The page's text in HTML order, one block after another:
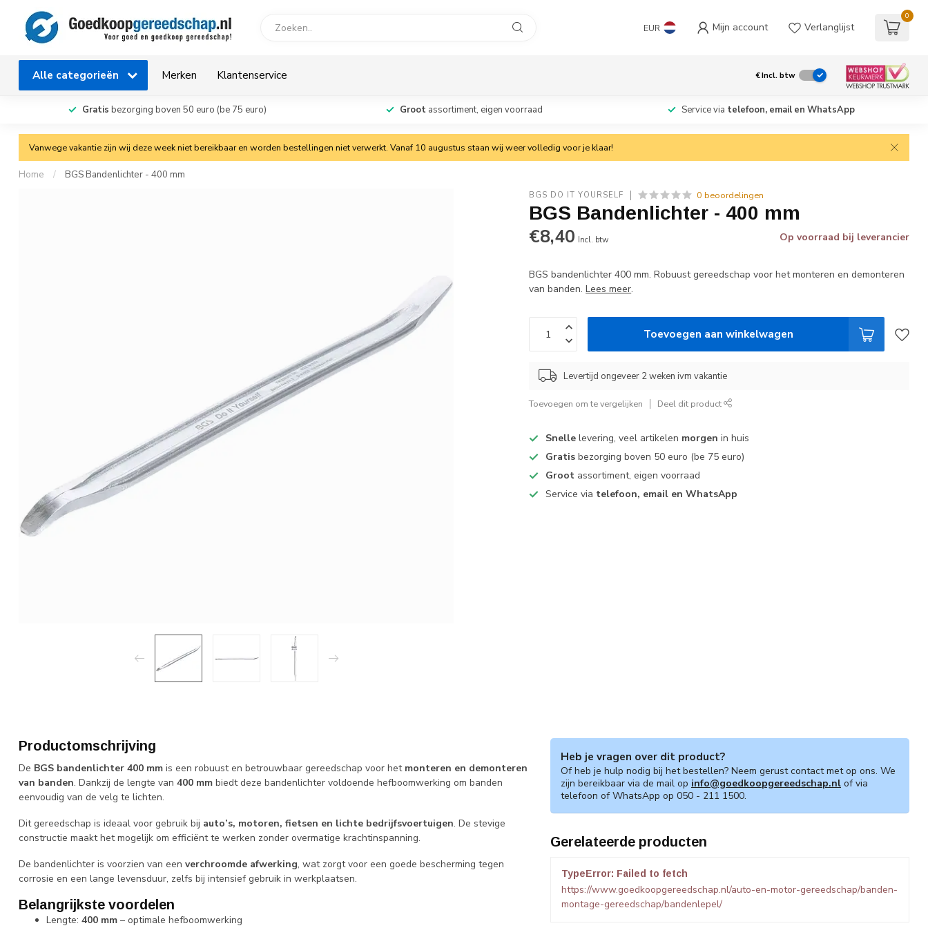
EUR Mijn account Verlanglijst
0
Alle categorieën Merken Klantenservice €Incl. btw
Gratis bezorging boven 50 euro (be 75 euro) Grootassortiment, eigen voorraad Service via telefoon, email en WhatsApp
Vanwege vakantie zijn wij deze week niet bereikbaar en worden bestellingen niet verwerkt. Vanaf 10 augustus staan wij weer volledig voor je klaar!
Home / BGS Bandenlichter - 400 mm
BGS DO IT YOURSELF 0 beoordelingen
BGS Bandenlichter - 400 mm
€8,40 Incl. btw Op voorraad bij leverancier
BGS bandenlichter 400 mm. Robuust gereedschap voor het monteren en demonteren
van banden.Lees meer.
Toevoegen aan winkelwagen
Levertijd ongeveer 2 weken ivm vakantie
Toevoegen om te vergelijken Deel dit product
Snelle levering, veel artikelen morgen in huis
Gratis bezorging boven 50 euro (be 75 euro)
Groot assortiment, eigen voorraad
Service via telefoon, email en WhatsApp
Productomschrijving
De BGS bandenlichter 400 mm is een robuust en betrouwbaar gereedschap voor het monteren en demonteren
van banden. Dankzij de lengte van 400 mm biedt deze bandenlichter voldoende hefboomwerking om banden
eenvoudig van de velg te lichten.
Dit gereedschap is ideaal voor gebruik bij auto’s, motoren, fietsen en lichte bedrijfsvoertuigen. De stevige
constructie maakt het mogelijk om efficiënt te werken zonder overmatige krachtinspanning.
De bandenlichter is voorzien van een verchroomde afwerking, wat zorgt voor een goede bescherming tegen
corrosie en een lange levensduur, zelfs bij intensief gebruik in werkplaatsen.
Belangrijkste voordelen
Lengte: 400 mm – optimale hefboomwerking
Heb je vragen over dit product?
Of heb je hulp nodig bij het bestellen? Neem gerust contact met op ons. We
zijn bereikbaar via de mail op info@goedkoopgereedschap.nl of via
telefoon of WhatsApp op 050 - 211 1500.
Gerelateerde producten
TypeError: Failed to fetch
https://www.goedkoopgereedschap.nl/auto-en-motor-gereedschap/banden-
montage-gereedschap/bandenlepel/